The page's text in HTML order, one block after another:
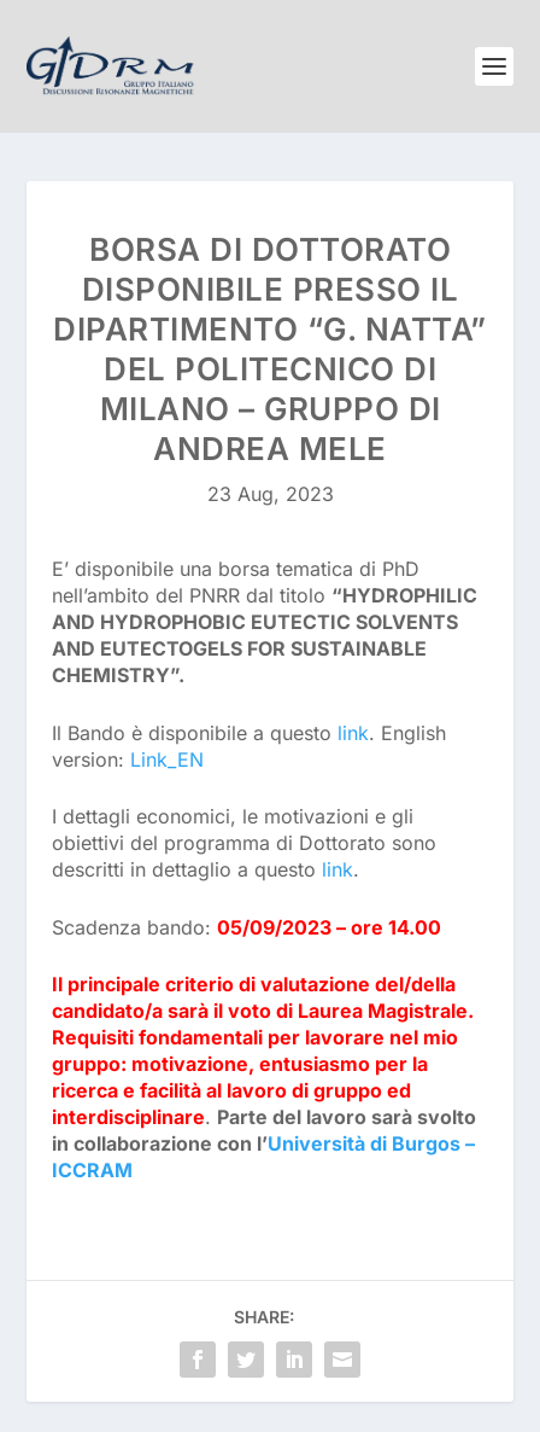
BORSA DI DOTTORATO
DISPONIBILE PRESSO IL
DIPARTIMENTO “G. NATTA”
DEL POLITECNICO DI
MILANO – GRUPPO DI
ANDREA MELE
23 Aug, 2023
E’ disponibile una borsa tematica di PhD
nell’ambito del PNRR dal titolo “HYDROPHILIC
AND HYDROPHOBIC EUTECTIC SOLVENTS
AND EUTECTOGELS FOR SUSTAINABLE
CHEMISTRY”.
Il Bando è disponibile a questo link. English
version: Link_EN
I dettagli economici, le motivazioni e gli
obiettivi del programma di Dottorato sono
descritti in dettaglio a questo link.
Scadenza bando: 05/09/2023 – ore 14.00
Il principale criterio di valutazione del/della
candidato/a sarà il voto di Laurea Magistrale.
Requisiti fondamentali per lavorare nel mio
gruppo: motivazione, entusiasmo per la
ricerca e facilità al lavoro di gruppo ed
interdisciplinare. Parte del lavoro sarà svolto
in collaborazione con l’Università di Burgos –
ICCRAM
SHARE: